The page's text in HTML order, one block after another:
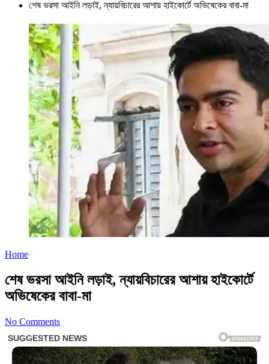
শেষ ভরসা আইনি লড়াই, ন্যায়বিচারের আশায় হাইকোর্টে অভিষেকের বাবা-মা
Home
শেষ ভরসা আইনি লড়াই, ন্যায়বিচারের আশায় হাইকোর্টে
অভিষেকের বাবা-মা
No Comments